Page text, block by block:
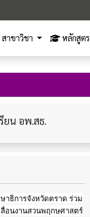
สาขาวิชา หลักสูตร
ยน อพ.สธ.
าธิการจังหวัดตราด ร่วม
อนงานสวนพฤกษศาสตร์